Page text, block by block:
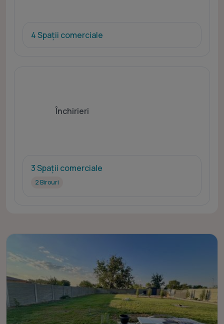
4 Spații comerciale
Închirieri
3 Spații comerciale
2 Birouri